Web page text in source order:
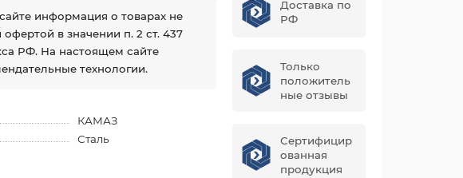
информация о товарах не
в значении п. 2 ст. 437
РФ. На настоящем сайте
технологии.
КАМАЗ
Сталь
Доставка по
РФ
Только
положитель
ные отзывы
Сертифицир
ованная
продукция